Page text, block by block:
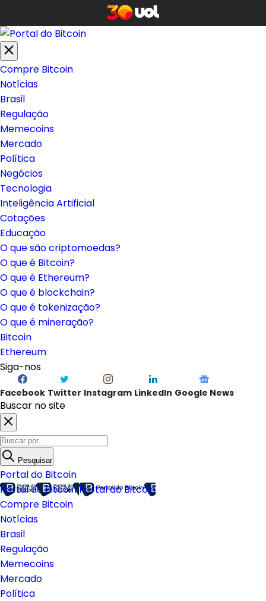
Compre Bitcoin
Notícias
Brasil
Regulação
Memecoins
Mercado
Política
Negócios
Tecnologia
Inteligência Artificial
Cotações
Educação
O que são criptomoedas?
O que é Bitcoin?
O que é Ethereum?
O que é blockchain?
O que é tokenização?
O que é mineração?
Bitcoin
Ethereum
Siga-nos
Facebook Twitter Instagram LinkedIn Google News
Buscar no site
Pesquisar
Portal do Bitcoin
Portal do BitcoinPortal do Bitcoin
Compre Bitcoin
Notícias
Brasil
Regulação
Memecoins
Mercado
Política